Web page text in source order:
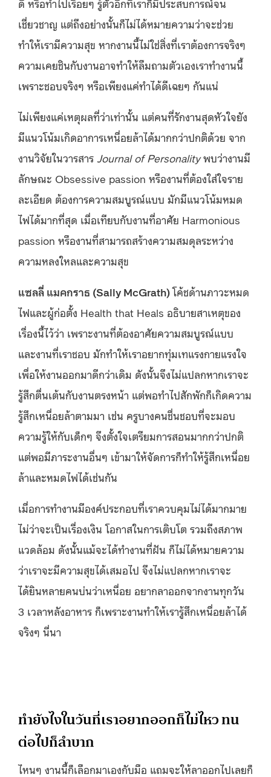
เชี่ยวชาญ แต่ถึงอย่างนั้นก็ไม่ได้หมายความว่าจะช่วย
ทำให้เรามีความสุข หากงานนี้ไม่ใช่สิ่งที่เราต้องการจริงๆ
ความเคยชินกับงานอาจทำให้ลืมถามตัวเองเราทำงานนี้
เพราะชอบจริงๆ หรือเพียงแค่ทำได้ดีเฉยๆ กันแน่
ไม่เพียงแค่เหตุผลที่ว่าเท่านั้น แต่คนที่รักงานสุดหัวใจยัง
มีแนวโน้มเกิดอาการเหนื่อยล้าได้มากกว่าปกติด้วย จาก
งานวิจัยในวารสาร Journal of Personalityพบว่างานมี
ลักษณะ Obsessive passion หรืองานที่ต้องใส่ใจราย
ละเอียด ต้องการความสมบูรณ์แบบ มักมีแนวโน้มหมด
ไฟได้มากที่สุด เมื่อเทียบกับงานที่อาศัย Harmonious
passion หรืองานที่สามารถสร้างความสมดุลระหว่าง
ความหลงใหลและความสุข
แซลลี่ แมคกราธ (Sally McGrath)โค้ชด้านภาวะหมด
ไฟและผู้ก่อตั้ง Health that Heals อธิบายสาเหตุของ
เรื่องนี้ไว้ว่า เพราะงานที่ต้องอาศัยความสมบูรณ์แบบ
และงานที่เราชอบ มักทำให้เราอยากทุ่มเทแรงกายแรงใจ
เพื่อให้งานออกมาดีกว่าเดิม ดังนั้นจึงไม่แปลกหากเราจะ
รู้สึกตื่นเต้นกับงานตรงหน้า แต่พอทำไปสักพักก็เกิดความ
รู้สึกเหนื่อยล้าตามมา เช่น ครูบางคนชื่นชอบที่จะมอบ
ความรู้ให้กับเด็กๆ จึงตั้งใจเตรียมการสอนมากกว่าปกติ
แต่พอมีภาระงานอื่นๆ เข้ามาให้จัดการก็ทำให้รู้สึกเหนื่อย
ล้าและหมดไฟได้เช่นกัน
เมื่อการทำงานมีองค์ประกอบที่เราควบคุมไม่ได้มากมาย
ไม่ว่าจะเป็นเรื่องเงิน โอกาสในการเติบโต รวมถึงสภาพ
แวดล้อม ดังนั้นแม้จะได้ทำงานที่ฝัน ก็ไม่ได้หมายความ
ว่าเราจะมีความสุขได้เสมอไป จึงไม่แปลกหากเราจะ
ได้ยินหลายคนบ่นว่าเหนื่อย อยากลาออกจากงานทุกวัน
3 เวลาหลังอาหาร ก็เพราะงานทำให้เรารู้สึกเหนื่อยล้าได้
จริงๆ นี่นา
ทำยังไงในวันที่เราอยากออกก็ไม่ไหว ทน
ต่อไปก็ลำบาก
ไหนๆ งานนี้ก็เลือกมาเองกับมือ แถมจะให้ลาออกไปเลยก็